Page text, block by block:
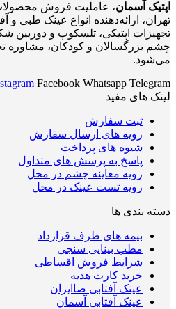
اپتیک آسمان، عاملیت فروش محصولات
تهران، ارائه‌دهنده انواع عینک طبی و
تجهیزات اپتیکی، تلسکوپ و
چشم بزرگسالان و کودکان، مشاوره
می‌شود.
Facebook Whatsapp Telegram
لینک های مفید
ثبت سفارش
رویه های ارسال سفارش
شیوه های پرداخت
پاسخ به پرسش های متداول
رویه معاینه چشم در محل
رویه تست عینک در محل
دسته بندی ها
بیمه های طرف قرارداد
مطب بینایی سنجی
شرایط فروش اقساطی
خرید کارت هدیه
عینک آفتابی صاایران
عینک آفتابی آسمان